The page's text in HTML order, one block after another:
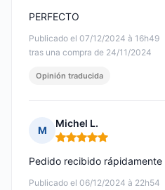
Publicado el 07/12/2024 à 16h49
tras una compra de 24/11/2024
PERFECTO
Opinión traducida
M
Michel L.
Nota: 5 de 5
Publicado el 06/12/2024 à 22h54
Pedido recibido